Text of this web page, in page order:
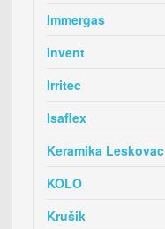
Immergas
Invent
Irritec
Isaflex
Keramika Leskovac
KOLO
Krušik